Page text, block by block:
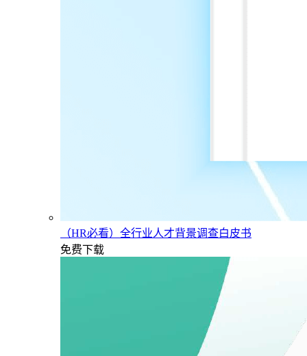
（HR必看）全行业人才背景调查白皮书
免费下载